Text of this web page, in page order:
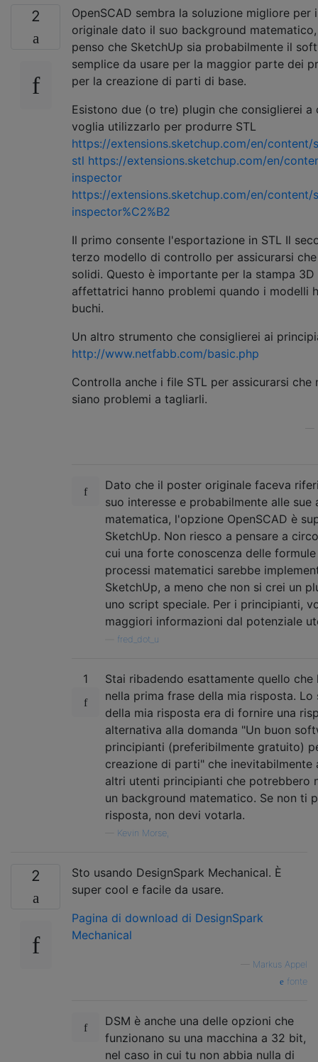
2
OpenSCAD sembra la soluzione migliore per
originale dato il suo background
penso che SketchUp sia probabilmente il
semplice da usare per la maggior parte dei
per la creazione di parti di base.
Esistono due (o tre) plugin che consiglierei a
voglia utilizzarlo per produrre STL
https://extensions.sketchup.com/en/content/
stl https://extensions.sketchup.com/en/
inspector
https://extensions.sketchup.com/en/content/
inspector%C2%B2
Il primo consente l'esportazione in STL Il
terzo modello di controllo per assicurarsi
solidi. Questo è importante per la stampa
affettatrici hanno problemi quando i modelli
buchi.
Un altro strumento che consiglierei ai
http://www.netfabb.com/basic.php
Controlla anche i file STL per assicurarsi che
siano problemi a tagliarli.
Dato che il poster originale faceva
suo interesse e probabilmente alle sue
matematica, l'opzione OpenSCAD è
SketchUp. Non riesco a pensare a
cui una forte conoscenza delle
processi matematici sarebbe
SketchUp, a meno che non si crei un
uno script speciale. Per i principianti,
maggiori informazioni dal potenziale
fred_dot_u
1
Stai ribadendo esattamente quello
nella prima frase della mia risposta. Lo
della mia risposta era di fornire una
alternativa alla domanda "Un buon
principianti (preferibilmente gratuito)
creazione di parti" che inevitabilmente
altri utenti principianti che potrebbero
un background matematico. Se non ti
risposta, non devi votarla.
Kevin Morse,
2
Sto usando DesignSpark Mechanical. È
super cool e facile da usare.
Pagina di download di DesignSpark
Mechanical
Markus Appel
fonte
DSM è anche una delle opzioni che
funzionano su una macchina a 32 bit,
nel caso in cui tu non abbia nulla di